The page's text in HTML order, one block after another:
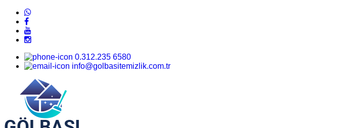
0.312.235 6580
info@golbasitemizlik.com.tr